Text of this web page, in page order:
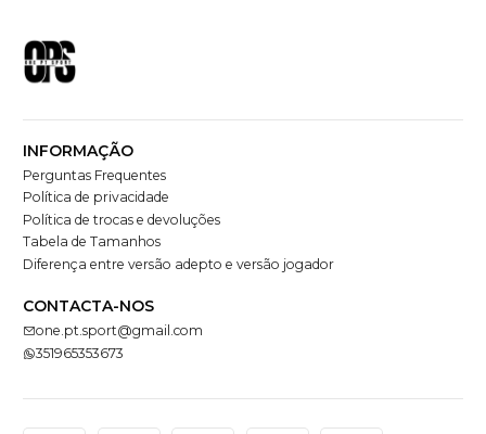
INFORMAÇÃO
Perguntas Frequentes
Política de privacidade
Política de trocas e devoluções
Tabela de Tamanhos
Diferença entre versão adepto e versão jogador
CONTACTA-NOS
one.pt.sport@gmail.com
351965353673